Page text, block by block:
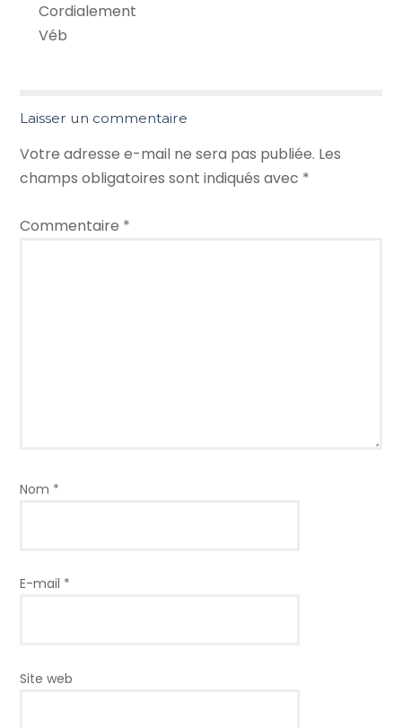
Cordialement
Véb
Laisser un commentaire
Votre adresse e-mail ne sera pas publiée. Les
champs obligatoires sont indiqués avec *
Commentaire *
Nom *
E-mail *
Site web